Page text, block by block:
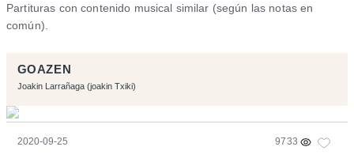
Partituras con contenido musical similar (según las notas en
común).
GOAZEN
Joakin Larrañaga (joakin Txiki)
2020-09-25 9733